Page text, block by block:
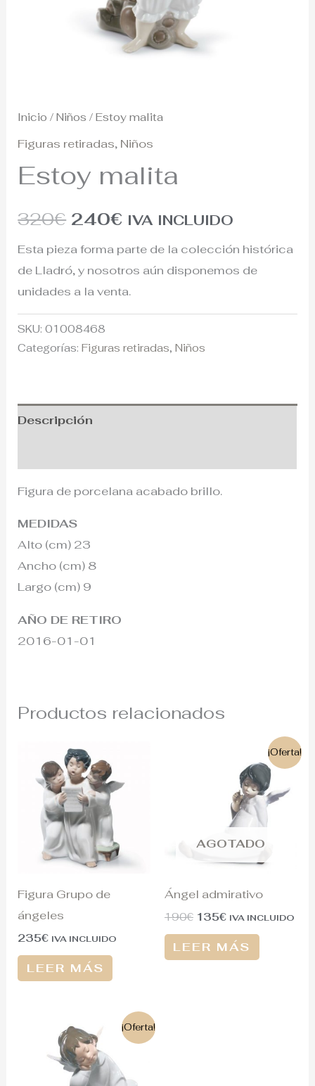
Inicio /Niños / Estoy malita
Figuras retiradas, Niños
Estoy malita
320€ 240€ IVA INCLUIDO
Esta pieza forma parte de la colección histórica
de Lladró, y nosotros aún disponemos de
unidades a la venta.
SKU:01008468
Categorías:Figuras retiradas,Niños
Descripción
Figura de porcelana acabado brillo.
MEDIDAS
Alto (cm) 23
Ancho (cm) 8
Largo (cm) 9
AÑO DE RETIRO
2016-01-01
Productos relacionados
Figura Grupo de
ángeles
235€ IVA INCLUIDO
LEER MÁS
¡Oferta!
AGOTADO
Ángel admirativo
190€ 135€
precio
actual
es:
135€.
IVA INCLUIDO
LEER MÁS
¡Oferta!
precio
original
era:
169€.
precio
actual
es:
140€.